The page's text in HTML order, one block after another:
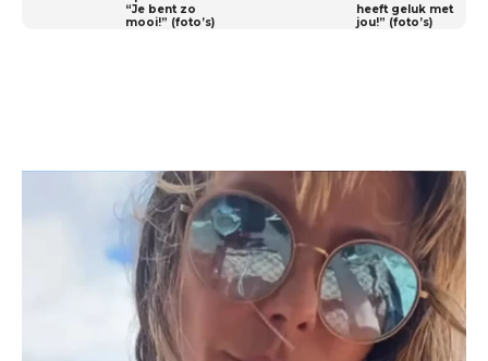
“Je bent zo
mooi!” (foto’s)
heeft geluk met
jou!” (foto’s)